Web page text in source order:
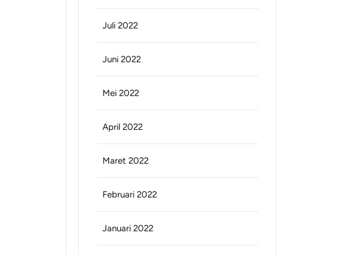
Juli 2022
Juni 2022
Mei 2022
April 2022
Maret 2022
Februari 2022
Januari 2022